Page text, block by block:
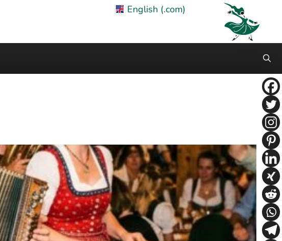
English (.com)